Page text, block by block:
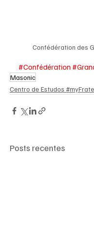
Confédération des
#Confédération
Masonic
Centro de Estudos
Posts recentes